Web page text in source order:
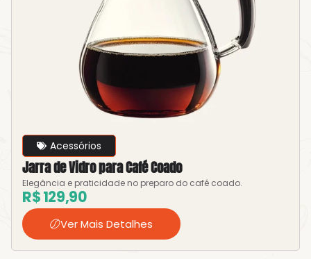
Acessórios
Jarra de Vidro para Café Coado
Elegância e praticidade no preparo do café coado.
R$129,90
Ver Mais Detalhes